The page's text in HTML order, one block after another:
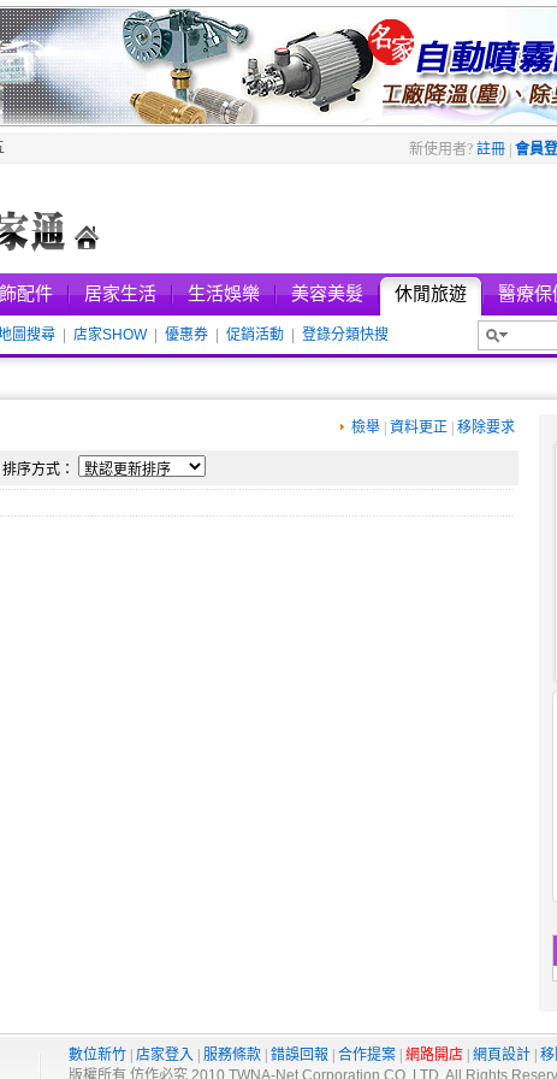
新使用者? 註冊| 會員
配件 居家生活 生活娛樂 美容美髮 休閒旅遊 醫療保
圖搜尋 店家SHOW| 優惠券 促銷活動 登錄分類快搜
檢舉 資料更正 移除要求
序方式：
數位新竹 店家登入 服務條款 錯誤回報 合作提案 網路開店 網頁設計
版權所有 仿作必究 2010 TWNA-Net Corporation CO.,LTD. All Rights